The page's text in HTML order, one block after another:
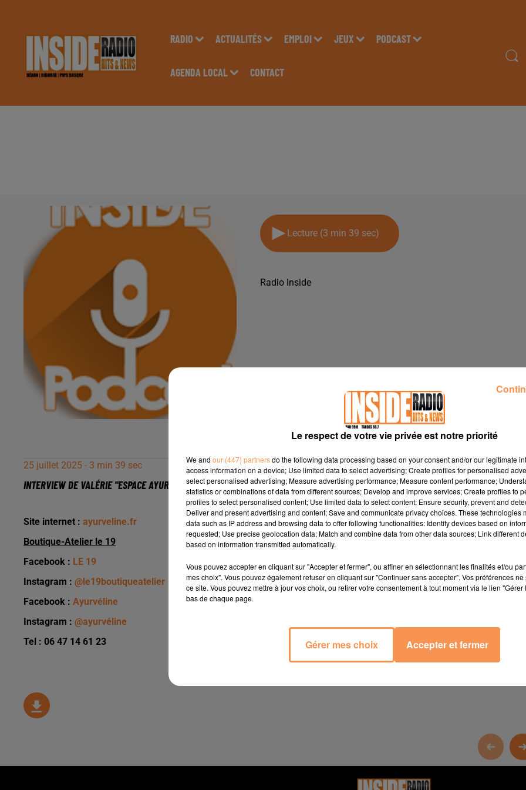
RADIO ACTUALITÉS EMPLOI JEUX PODCAST
AGENDA LOCAL CONTACT
Lecture (3 min 39 sec)
Radio Inside
25 juillet 2025 - 3 min 39 sec
INTERVIEW DE VALÉRIE "ESPACE AYURVÉLINE" À PAU, SUR RADIO INSIDE
Site internet : ayurveline.fr
Boutique-Atelier le 19
Facebook : LE 19
Instagram : @le19boutiqueatelier
Facebook : Ayurvéline
Instagram : @ayurvéline
Tel : 06 47 14 61 23
Le respect de votre vie privée est notre priorité
We and our (447) partnersdo the following data processing based on your consent and/or our legitimate
access information on a device; Use limited data to select advertising; Create profiles for personalised
select personalised advertising; Measure advertising performance; Measure content performance;
statistics or combinations of data from different sources; Develop and improve services; Create profiles to
profiles to select personalised content; Use limited data to select content; Ensure security, prevent and
Deliver and present advertising and content; Save and communicate privacy choices. These technologies
data such as IP address and browsing data to offer following functionalities: Identify devices based on
requested; Use precise geolocation data; Match and combine data from other data sources; Link different
based on information transmitted automatically.
Vous pouvez accepter en cliquant sur "Accepter et fermer", ou affiner en sélectionnant les finalités et/ou
mes choix". Vous pouvez également refuser en cliquant sur "Continuer sans accepter". Vos préférences
ce site. Vous pouvez mettre à jour vos choix, ou retirer votre consentement à tout moment via le lien
bas de chaque page.
Gérer mes choix Accepter et fermer